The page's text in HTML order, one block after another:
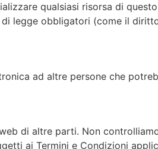
qualsiasi risorsa di
legge obbligatori (come il
ad altre persone che
di altre parti. Non
ai Termini e Condizioni